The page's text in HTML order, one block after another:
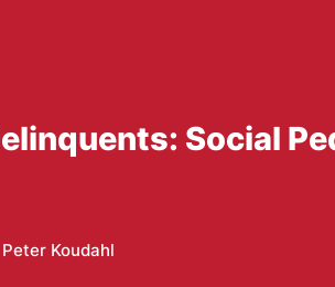
Social
Peter Koudahl